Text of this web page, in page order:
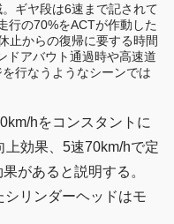
ギヤ段は6速まで記されて
行の70%をACTが作動した
止からの復帰に要する時間
ドアバウト通過時や高速道
行なうようなシーンでは
hをコンスタントに
上効果、5速70km/hで定
があると説明する。
リンダーヘッドはモ